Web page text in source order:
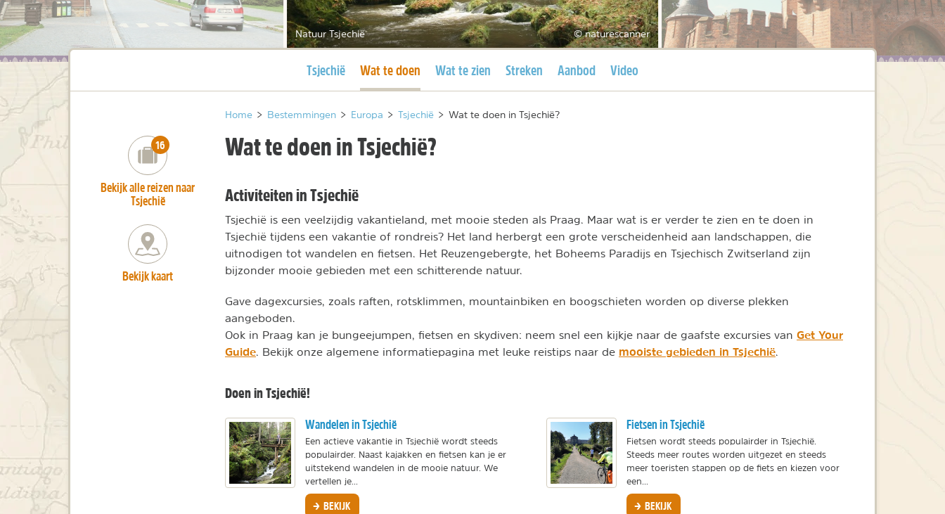
Natuur Tsjechië © naturescanner
Huidige pagina
Tsjechië Huidige pagina
Wat te doen Wat te zien Streken Aanbod Video
Home > Bestemmingen > Europa > Tsjechië > Wat te doen in Tsjechië?
Wat te doen in Tsjechië?
Activiteiten in Tsjechië
Tsjechië is een veelzijdig vakantieland, met mooie steden als Praag. Maar wat is er verder te zien en te doen in
Tsjechië tijdens een vakantie of rondreis? Het land herbergt een grote verscheidenheid aan landschappen, die
uitnodigen tot wandelen en fietsen. Het Reuzengebergte, het Boheems Paradijs en Tsjechisch Zwitserland zijn
bijzonder mooie gebieden met een schitterende natuur.
Gave dagexcursies, zoals raften, rotsklimmen, mountainbiken en boogschieten worden op diverse plekken
aangeboden.
Ook in Praag kan je bungeejumpen, fietsen en skydiven: neem snel een kijkje naar de gaafste excursies van Get Your
Guide. Bekijk onze algemene informatiepagina met leuke reistips naar de mooiste gebieden in Tsjechië.
Doen in Tsjechië!
Wandelen in Tsjechië
Een actieve vakantie in Tsjechië wordt steeds
populairder. Naast kajakken en fietsen kan je er
uitstekend wandelen in de mooie natuur. We
vertellen je...
BEKIJK
Fietsen in Tsjechië
Fietsen wordt steeds populairder in Tsjechië.
Steeds meer routes worden uitgezet en steeds
meer toeristen stappen op de fiets en kiezen voor
een...
BEKIJK
number_of_trips:
16
Bekijk alle reizen naar
Tsjechië
Bekijk kaart